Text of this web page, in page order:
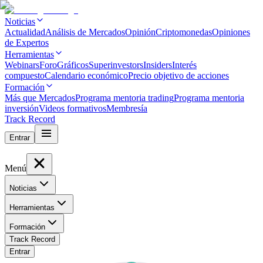
Noticias
ActualidadAnálisis de MercadosOpiniónCriptomonedasOpiniones
de Expertos
Herramientas
WebinarsForoGráficosSuperinvestorsInsidersInterés
compuestoCalendario económicoPrecio objetivo de acciones
Formación
Más que MercadosPrograma mentoria tradingPrograma mentoria
inversiónVideos formativosMembresía
Track Record
Entrar
Menú
Noticias
Herramientas
Formación
Track Record
Entrar